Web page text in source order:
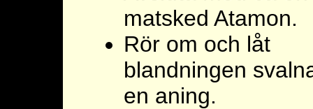
matsked Atamon.
Rör om och låt
blandningen
en aning.